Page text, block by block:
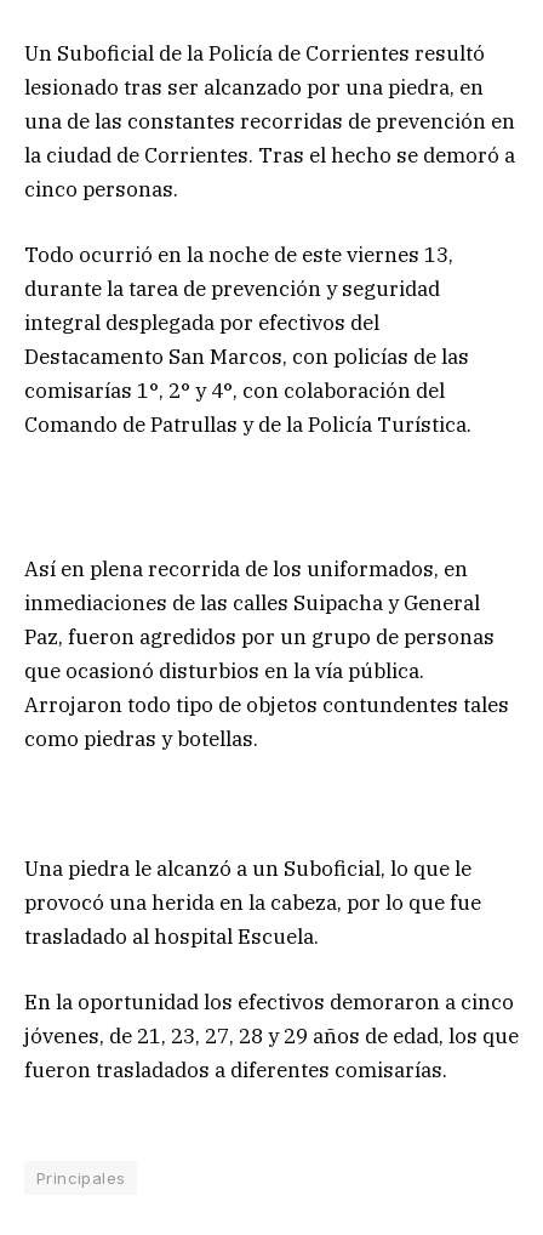
Un Suboficial de la Policía de Corrientes resultó
lesionado tras ser alcanzado por una piedra, en
una de las constantes recorridas de prevención en
la ciudad de Corrientes. Tras el hecho se demoró a
cinco personas.
Todo ocurrió en la noche de este viernes 13,
durante la tarea de prevención y seguridad
integral desplegada por efectivos del
Destacamento San Marcos, con policías de las
comisarías 1°, 2° y 4°, con colaboración del
Comando de Patrullas y de la Policía Turística.
Así en plena recorrida de los uniformados, en
inmediaciones de las calles Suipacha y General
Paz, fueron agredidos por un grupo de personas
que ocasionó disturbios en la vía pública.
Arrojaron todo tipo de objetos contundentes tales
como piedras y botellas.
Una piedra le alcanzó a un Suboficial, lo que le
provocó una herida en la cabeza, por lo que fue
trasladado al hospital Escuela.
En la oportunidad los efectivos demoraron a cinco
jóvenes, de 21, 23, 27, 28 y 29 años de edad, los que
fueron trasladados a diferentes comisarías.
Principales